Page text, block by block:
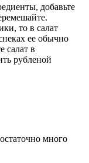
добавьте
то в салат
ее обычно
салат в
рубленой
много